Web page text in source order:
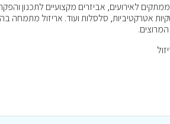
לאירועים, אביזרים מקצועיים לתכנון
אטרקטיביות, סלסלות ועוד. אריזול מתמחה